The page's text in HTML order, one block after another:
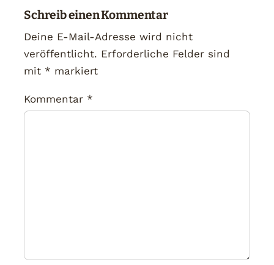
Schreib einen Kommentar
Deine E-Mail-Adresse wird nicht
veröffentlicht. Erforderliche Felder sind
mit * markiert
Kommentar *